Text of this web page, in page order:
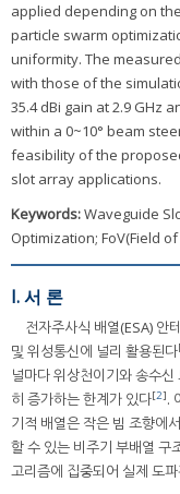
applied depending on
particle swarm
uniformity. The
with those of the
35.4 dBi gain at 2.9 GHz
within a 0~10° beam
feasibility of the
slot array applications.
Keywords:Waveguide
Optimization; FoV(Field
I. 서 론
전자주사식 배열(ESA) 안
및 위성통신에 널리 활용된다
널마다 위상천이기와 송수
히 증가하는 한계가 있다[2].
기적 배열은 작은 빔 조향에
할 수 있는 비주기 부배열 구
고리즘에 집중되어 실제 도